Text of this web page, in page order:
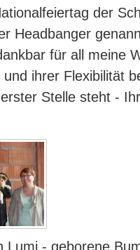
der
Headbanger
für all meine
ihrer Flexibilität
Stelle steht -
Lumi - geborene